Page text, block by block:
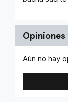
Opiniones
Aún no hay